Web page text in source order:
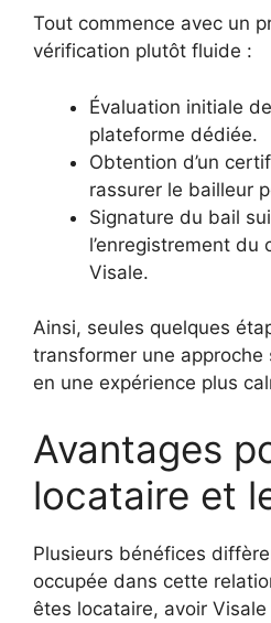
Tout commence avec un
vérification plutôt fluide :
Évaluation initiale
plateforme dédiée.
Obtention d’un
rassurer le bailleur
Signature du bail
l’enregistrement
Visale.
Ainsi, seules quelques
transformer une
en une expérience plus
Avantages
locataire et
Plusieurs bénéfices
occupée dans cette
êtes locataire, avoir